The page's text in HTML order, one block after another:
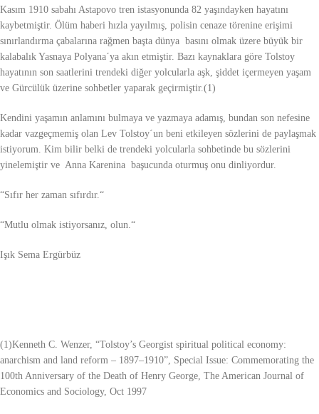
Kasım 1910 sabahı Astapovo tren istasyonunda 82 yaşındayken hayatını
kaybetmiştir. Ölüm haberi hızla yayılmış, polisin cenaze törenine erişimi
sınırlandırma çabalarına rağmen başta dünya basını olmak üzere büyük bir
kalabalık Yasnaya Polyana´ya akın etmiştir. Bazı kaynaklara göre Tolstoy
hayatının son saatlerini trendeki diğer yolcularla aşk, şiddet içermeyen yaşam
ve Gürcülük üzerine sohbetler yaparak geçirmiştir.(1)
Kendini yaşamın anlamını bulmaya ve yazmaya adamış, bundan son nefesine
kadar vazgeçmemiş olan Lev Tolstoy´un beni etkileyen sözlerini de paylaşmak
istiyorum. Kim bilir belki de trendeki yolcularla sohbetinde bu sözlerini
yinelemiştir ve Anna Karenina başucunda oturmuş onu dinliyordur.
“Sıfır her zaman sıfırdır.“
“Mutlu olmak istiyorsanız, olun.“
Işık Sema Ergürbüz
(1)Kenneth C. Wenzer, “Tolstoy’s Georgist spiritual political economy:
anarchism and land reform – 1897–1910”, Special Issue: Commemorating the
100th Anniversary of the Death of Henry George, The American Journal of
Economics and Sociology, Oct 1997